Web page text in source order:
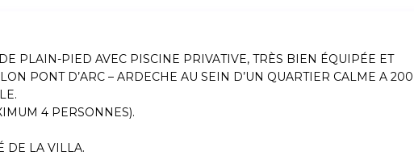
PLAIN-PIED AVEC PISCINE PRIVATIVE, TRÈS BIEN ÉQUIPÉE ET
PONT D’ARC – ARDECHE AU SEIN D’UN QUARTIER CALME A 200
4 PERSONNES).
DE LA VILLA.